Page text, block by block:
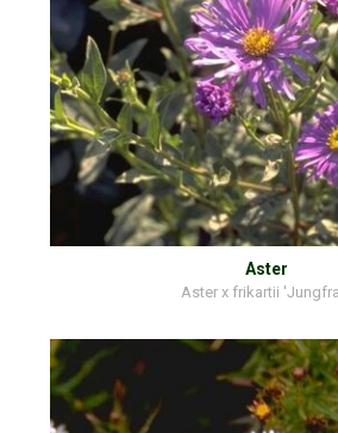
Aster
Aster x frikartii